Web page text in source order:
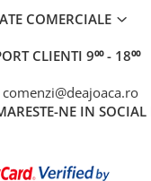
COMERCIALE
CLIENTI 9⁰⁰ - 18⁰⁰
comenzi@deajoaca.ro
NE IN